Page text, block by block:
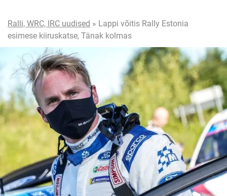
Ralli, WRC, IRC uudised » Lappi võitis Rally Estonia
esimese kiiruskatse, Tänak kolmas